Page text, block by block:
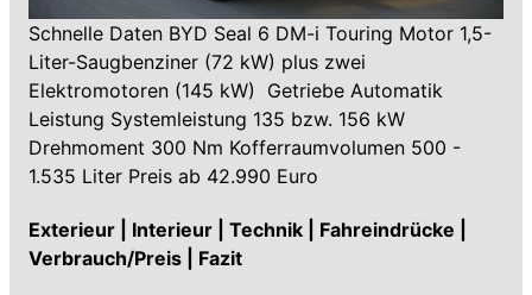
Schnelle Daten BYD Seal 6 DM-i Touring Motor 1,5-
Liter-Saugbenziner (72 kW) plus zwei
Elektromotoren (145 kW) Getriebe Automatik
Leistung Systemleistung 135 bzw. 156 kW
Drehmoment 300 Nm Kofferraumvolumen 500 -
1.535 Liter Preis ab 42.990 Euro
Exterieur | Interieur | Technik | Fahreindrücke |
Verbrauch/Preis | Fazit